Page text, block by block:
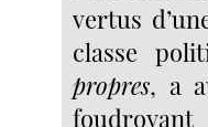
vertus
classe
propres, a